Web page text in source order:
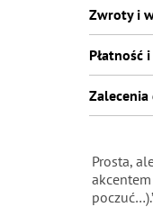
Zwroty i
Płatność
Prosta,